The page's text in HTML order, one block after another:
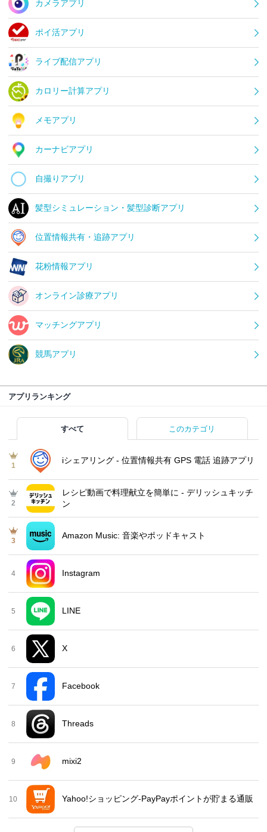
カメラアプリ
ポイ活アプリ
ライブ配信アプリ
カロリー計算アプリ
メモアプリ
カーナビアプリ
自撮りアプリ
髪型シミュレーション・髪型診断アプリ
位置情報共有・追跡アプリ
花粉情報アプリ
オンライン診療アプリ
マッチングアプリ
競馬アプリ
アプリランキング
すべて このカテゴリ
1
iシェアリング - 位置情報共有 GPS 電話 追跡アプリ
2
レシピ動画で料理献立を簡単‪に - デリッシュキッチ
ン
3
Amazon Music: 音楽やポッドキャスト
4 Instagram
5 LINE
6 X
7 Facebook
8 Threads
9 mixi2
10 Yahoo!ショッピング-PayPayポイントが貯まる通販